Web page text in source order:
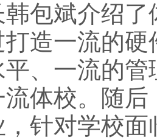
包斌介绍
打造一流的
、一流的
体校。随
针对学校